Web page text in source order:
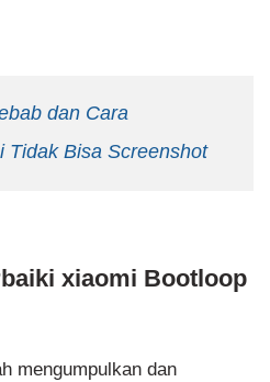
dan Cara
Tidak Bisa Screenshot
xiaomi Bootloop
mengumpulkan dan